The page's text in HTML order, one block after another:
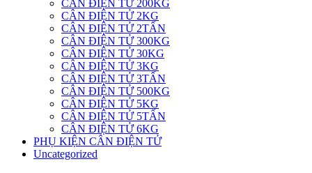
CÂN ĐIỆN TỬ 200KG
CÂN ĐIỆN TỬ 2KG
CÂN ĐIỆN TỬ 2TẤN
CÂN ĐIỆN TỬ 300KG
CÂN ĐIỆN TỬ 30KG
CÂN ĐIỆN TỬ 3KG
CÂN ĐIỆN TỬ 3TẤN
CÂN ĐIỆN TỬ 500KG
CÂN ĐIỆN TỬ 5KG
CÂN ĐIỆN TỬ 5TẤN
CÂN ĐIỆN TỬ 6KG
PHỤ KIỆN CÂN ĐIỆN TỬ
Uncategorized